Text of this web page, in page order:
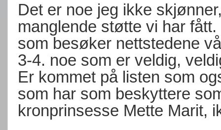
Det er noe jeg ikke
manglende støtte vi har
som besøker nettstedene
3-4. noe som er veldig,
Er kommet på listen som
som har som beskyttere
kronprinsesse Mette Marit,